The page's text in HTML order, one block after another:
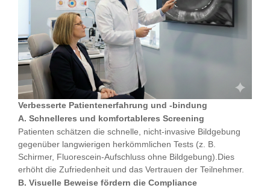
Verbesserte Patientenerfahrung und -bindung
A. Schnelleres und komfortableres Screening
Patienten schätzen die schnelle, nicht-invasive Bildgebung
gegenüber langwierigen herkömmlichen Tests (z. B.
Schirmer, Fluorescein-Aufschluss ohne Bildgebung).Dies
erhöht die Zufriedenheit und das Vertrauen der Teilnehmer.
B. Visuelle Beweise fördern die Compliance